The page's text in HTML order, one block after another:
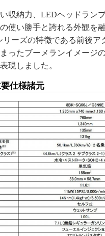
収納力、LEDヘッドラン
使い勝手と誇れる外観を
ーズの特徴である前後ア
ったブーメランイメージ
現しました。
要仕様諸元